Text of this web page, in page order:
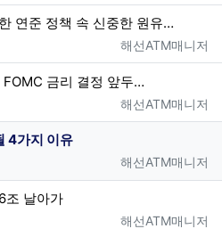
연준 정책 속 신중한 원유…
등록자
해선ATM매니저
금리 결정 앞두…
등록자
해선ATM매니저
4가지 이유
등록자
해선ATM매니저
조 날아가
등록자
해선ATM매니저